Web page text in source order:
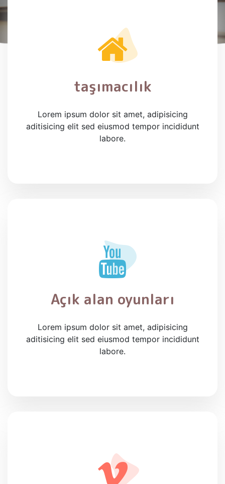
taşımacılık
Lorem ipsum dolor sit amet, adipisicing
aditisicing elit sed eiusmod tempor incididunt
labore.
Açık alan oyunları
Lorem ipsum dolor sit amet, adipisicing
aditisicing elit sed eiusmod tempor incididunt
labore.